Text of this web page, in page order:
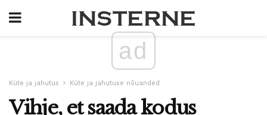
ad
Küte ja jahutus Küte ja jahutuse nõuanded
Vihje, et saada kodus